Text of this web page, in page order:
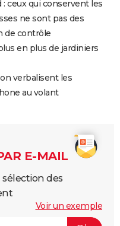
ceux qui conservent les
ne sont pas des
de contrôle
en plus de jardiniers
verbalisent les
au volant
E-MAIL
des
Voir un exemple